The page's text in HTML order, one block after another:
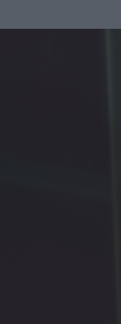
BEON WORLDWIDE LANZA
FABRA COMUNICACIÓN
LOPESAN HOTELS &
LUIS ARQUILLOS (BURGO